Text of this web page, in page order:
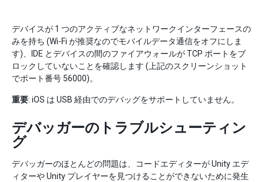
デバイスが 1 つのアクティブなネットワークインターフェースの
みを持ち (Wi-Fi が推奨なのでモバイルデータ通信をオフにしま
す)、IDE とデバイスの間のファイアウォールが TCP ポートをブ
ロックしていないことを確認します (上記のスクリーンショット
でポート番号 56000)。
重要: iOS は USB 経由でのデバッグをサポートしていません。
デバッガーのトラブルシューティン
グ
デバッガーのほとんどの問題は、コードエディターが Unity エデ
ィターや Unity プレイヤーを見つけることができないために発生